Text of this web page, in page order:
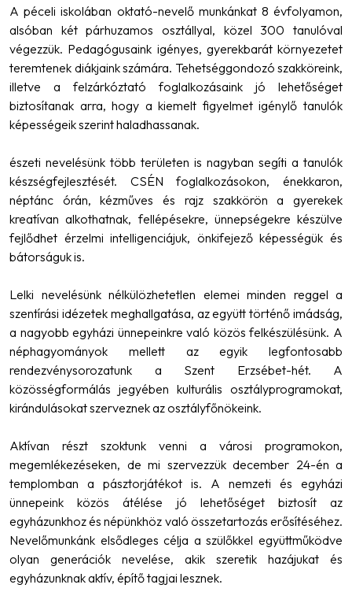
A péceli iskolában oktató-nevelő munkánkat 8 évfolyamon,
alsóban két párhuzamos osztállyal, közel 300 tanulóval
végezzük. Pedagógusaink igényes, gyerekbarát környezetet
teremtenek diákjaink számára. Tehetséggondozó szakköreink,
illetve a felzárkóztató foglalkozásaink jó lehetőséget
biztosítanak arra, hogy a kiemelt figyelmet igénylő tanulók
képességeik szerint haladhassanak.
észeti nevelésünk több területen is nagyban segíti a tanulók
készségfejlesztését. CSÉN foglalkozásokon, énekkaron,
néptánc órán, kézműves és rajz szakkörön a gyerekek
kreatívan alkothatnak, fellépésekre, ünnepségekre készülve
fejlődhet érzelmi intelligenciájuk, önkifejező képességük és
bátorságuk is.
Lelki nevelésünk nélkülözhetetlen elemei minden reggel a
szentírási idézetek meghallgatása, az együtt történő imádság,
a nagyobb egyházi ünnepeinkre való közös felkészülésünk. A
néphagyományok mellett az egyik legfontosabb
rendezvénysorozatunk a Szent Erzsébet-hét. A
közösségformálás jegyében kulturális osztályprogramokat,
kirándulásokat szerveznek az osztályfőnökeink.
Aktívan részt szoktunk venni a városi programokon,
megemlékezéseken, de mi szervezzük december 24-én a
templomban a pásztorjátékot is. A nemzeti és egyházi
ünnepeink közös átélése jó lehetőséget biztosít az
egyházunkhoz és népünkhöz való összetartozás erősítéséhez.
Nevelőmunkánk elsődleges célja a szülőkkel együttműködve
olyan generációk nevelése, akik szeretik hazájukat és
egyházunknak aktív, építő tagjai lesznek.